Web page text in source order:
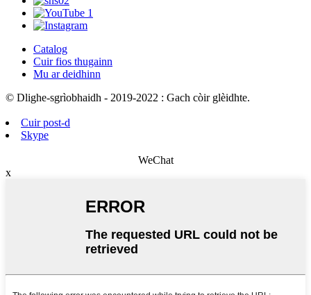
Catalog
Cuir fios thugainn
Mu ar deidhinn
© Dlighe-sgrìobhaidh - 2019-2022 : Gach còir glèidhte.
Cuir post-d
Skype
WeChat
x